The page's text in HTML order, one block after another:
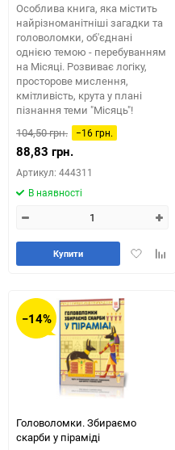
Особлива книга, яка містить
найрізноманітніші загадки та
головоломки, об'єднані
однією темою - перебуванням
на Місяці. Розвиває логіку,
просторове мислення,
кмітливість, крута у плані
пізнання теми "Місяць"!
104,50 грн.
−16 грн.
88,83 грн.
Артикул: 444311
В наявності
Додати
Купити
−14%
Головоломки. Збираємо
скарби у піраміді